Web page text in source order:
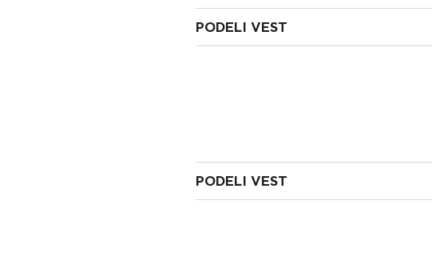
PODELI VEST
PODELI VEST